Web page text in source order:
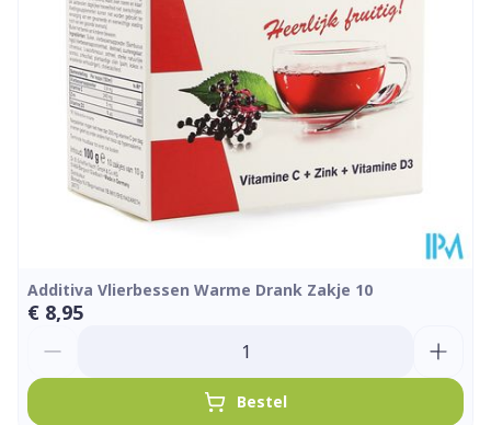
25°C)
Additiva Vlierbessen Warme Drank Zakje 10
€ 8,95
Bestel